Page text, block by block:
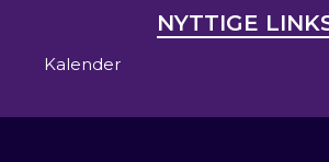
NYTTIGE
Kalender